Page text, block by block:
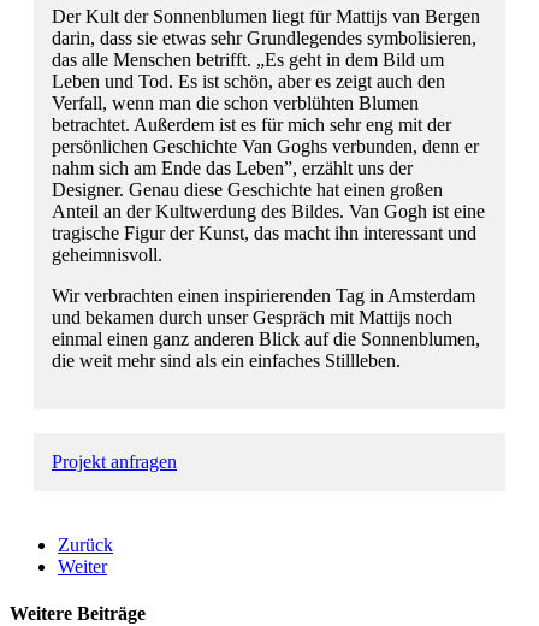
Der Kult der Sonnenblumen liegt für Mattijs van Bergen
darin, dass sie etwas sehr Grundlegendes symbolisieren,
das alle Menschen betrifft. „Es geht in dem Bild um
Leben und Tod. Es ist schön, aber es zeigt auch den
Verfall, wenn man die schon verblühten Blumen
betrachtet. Außerdem ist es für mich sehr eng mit der
persönlichen Geschichte Van Goghs verbunden, denn er
nahm sich am Ende das Leben”, erzählt uns der
Designer. Genau diese Geschichte hat einen großen
Anteil an der Kultwerdung des Bildes. Van Gogh ist eine
tragische Figur der Kunst, das macht ihn interessant und
geheimnisvoll.
Wir verbrachten einen inspirierenden Tag in Amsterdam
und bekamen durch unser Gespräch mit Mattijs noch
einmal einen ganz anderen Blick auf die Sonnenblumen,
die weit mehr sind als ein einfaches Stillleben.
Projekt anfragen
Zurück
Weiter
Weitere Beiträge